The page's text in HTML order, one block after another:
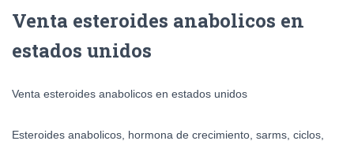
Venta esteroides anabolicos en
estados unidos
Venta esteroides anabolicos en estados unidos
Esteroides anabolicos, hormona de crecimiento, sarms, ciclos,